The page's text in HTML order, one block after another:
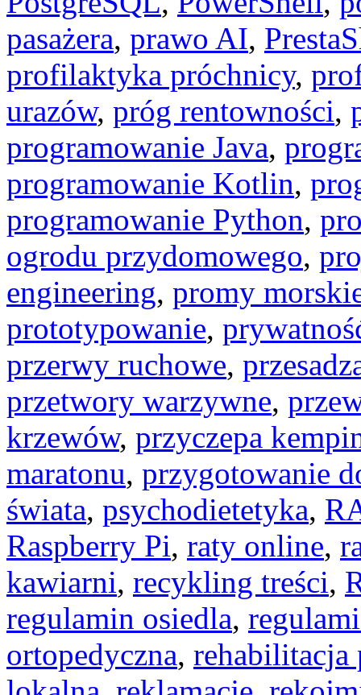
pasażera, prawo AI,
profilaktyka próchnicy,
urazów, próg rentowności,
programowanie Java,
programowanie Kotlin,
programowanie Python,
ogrodu przydomowego,
engineering, promy
prototypowanie,
przerwy ruchowe,
przetwory warzywne,
krzewów, przyczepa
maratonu, przygotowanie
świata, psychodietetyka,
Raspberry Pi, raty online,
kawiarni, recykling treści,
regulamin osiedla,
ortopedyczna, rehabilitacja